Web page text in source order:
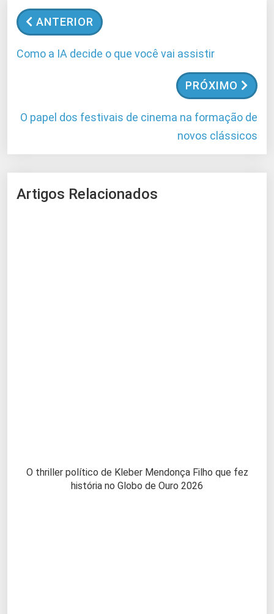
ANTERIOR
Como a IA decide o que você vai assistir
PRÓXIMO
O papel dos festivais de cinema na formação de
novos clássicos
Artigos Relacionados
O thriller político de Kleber Mendonça Filho que fez
história no Globo de Ouro 2026